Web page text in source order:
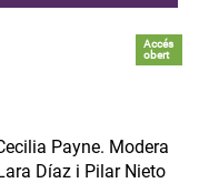
Accés
obert
Payne. Modera
Díaz i Pilar Nieto